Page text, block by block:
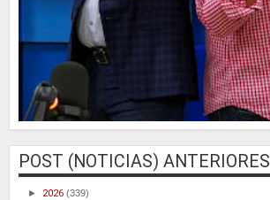
POST (NOTICIAS) ANTERIORES
► 2026 (339)